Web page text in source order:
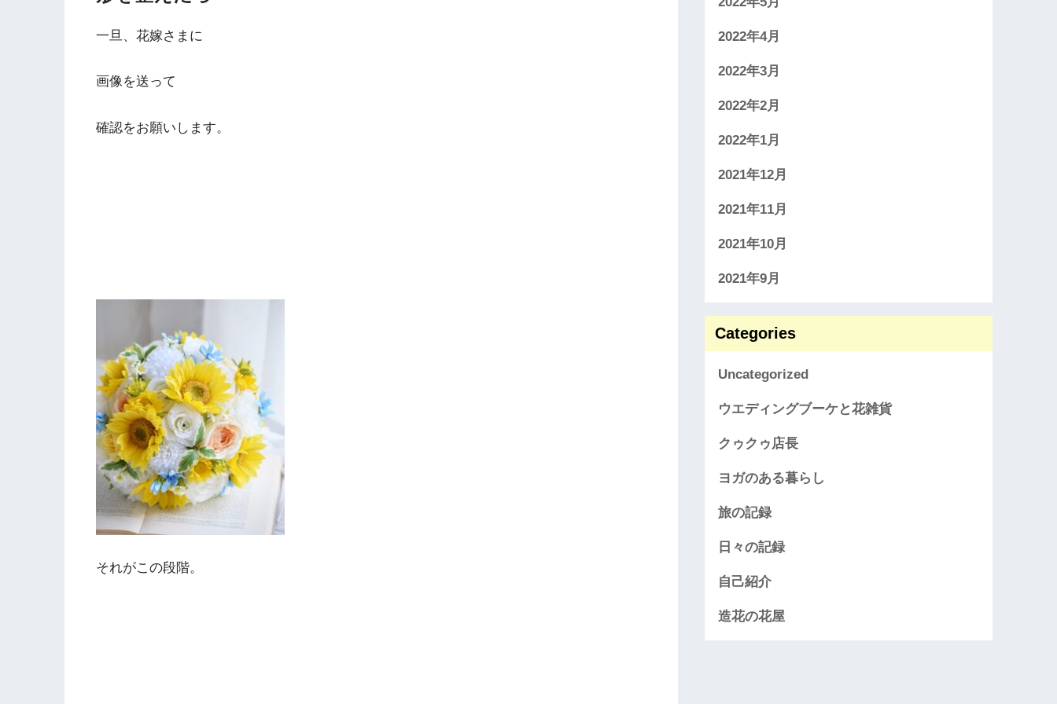
一旦、花嫁さまに
画像を送って
確認をお願いします。
それがこの段階。
2022年4月
2022年3月
2022年2月
2022年1月
2021年12月
2021年11月
2021年10月
2021年9月
Categories
Uncategorized
ウエディングブーケと花雑貨
クゥクゥ店長
ヨガのある暮らし
旅の記録
日々の記録
自己紹介
造花の花屋